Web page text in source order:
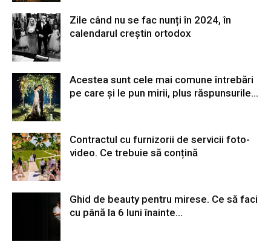
Zile când nu se fac nunți în 2024, în
calendarul creștin ortodox
Acestea sunt cele mai comune întrebări
pe care și le pun mirii, plus răspunsurile...
Contractul cu furnizorii de servicii foto-
video. Ce trebuie să conțină
Ghid de beauty pentru mirese. Ce să faci
cu până la 6 luni înainte...